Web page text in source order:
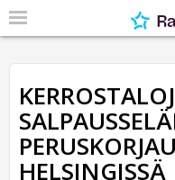
HELSINGISSÄ